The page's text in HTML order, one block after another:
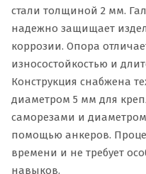
стали толщиной 2 мм.
надежно защищает
коррозии. Опора
износостойкостью и
Конструкция снабжена
диаметром 5 мм для
саморезами и
помощью анкеров.
времени и не требует
навыков.